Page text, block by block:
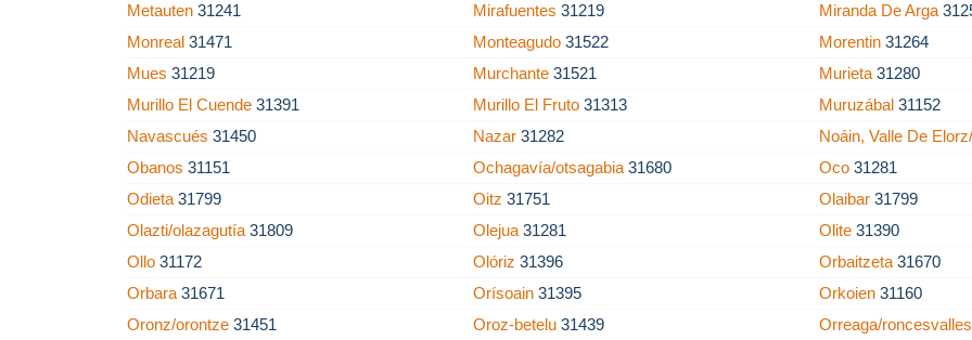
Metauten 31241 Mirafuentes31219 Miranda De Arga
Monreal 31471 Monteagudo31522 Morentin31264
Mues 31219 Murchante31521 Murieta31280
Murillo El Cuende 31391 Murillo El Fruto31313 Muruzábal31152
Navascués 31450 Nazar31282
Noáin, Valle De
Obanos 31151 Ochagavía/otsagabia31680 Oco31281
Odieta 31799 Oitz31751 Olaibar31799
Olazti/olazagutía 31809 Olejua31281 Olite31390
Ollo 31172 Olóriz31396 Orbaitzeta31670
Orbara 31671 Orísoain31395 Orkoien31160
Oronz/orontze 31451 Oroz-betelu31439
Orreaga/